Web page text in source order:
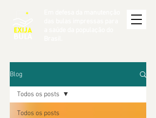
Blog
Todos os posts
Todos os posts